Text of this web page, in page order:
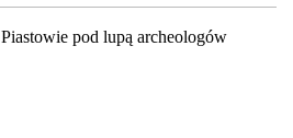
Piastowie pod lupą archeologów